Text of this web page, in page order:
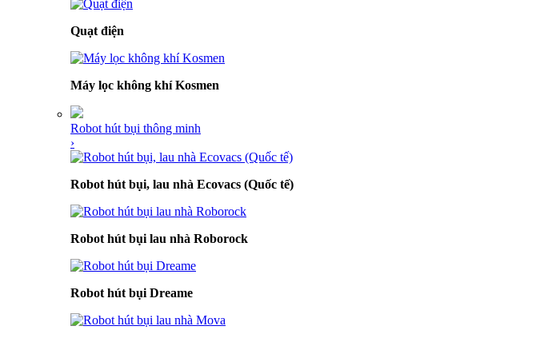
Quạt điện
Máy lọc không khí Kosmen
Robot hút bụi thông minh
›
Robot hút bụi, lau nhà Ecovacs (Quốc tế)
Robot hút bụi lau nhà Roborock
Robot hút bụi Dreame